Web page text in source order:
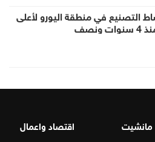
التصنيع في منطقة اليورو لأعلى
مانشيت
اقتصاد واعمال